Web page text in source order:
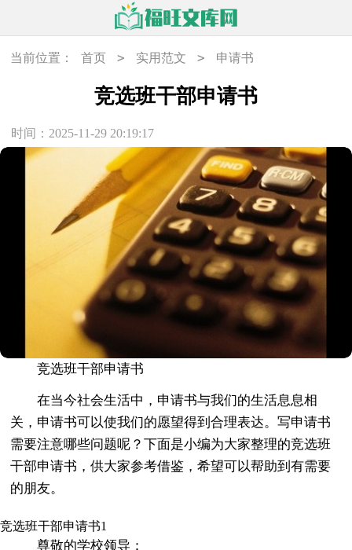
当前位置： 首页 > 实用范文 > 申请书
竞选班干部申请书
时间：2025-11-29 20:19:17
竞选班干部申请书
在当今社会生活中，申请书与我们的生活息息相
关，申请书可以使我们的愿望得到合理表达。写申请书
需要注意哪些问题呢？下面是小编为大家整理的竞选班
干部申请书，供大家参考借鉴，希望可以帮助到有需要
的朋友。
竞选班干部申请书1
尊敬的学校领导：